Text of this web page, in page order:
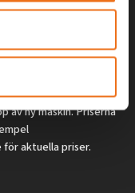
av ny maskin. Priserna
aktuella priser.